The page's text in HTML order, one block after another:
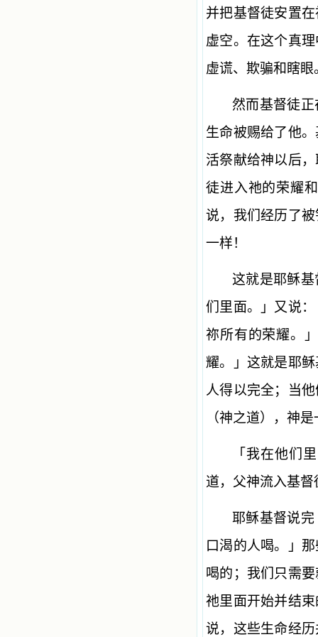
并把基督徒安置
虚空。在这个真
虚谎、欺骗和瞎眼
然而基督徒
生命被赐给了他
活祭献给神以后
徒进入祂的荣耀
说，我们经历了
一样！
这就是耶稣
们里面。」又说
祢所有的荣耀。
耀。」这就是耶
人得以完全；当
（神之道），神
「我在他们
道，父神流入基
耶稣基督说
口渴的人喝。」
喝的；我们只需
祂里面开始并结
说，这些生命经